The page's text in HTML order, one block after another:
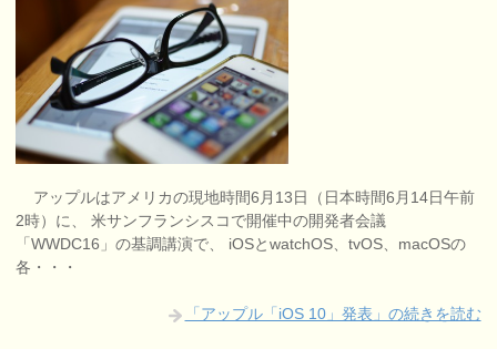
アップルはアメリカの現地時間6月13日（日本時間6月14日午前
2時）に、 米サンフランシスコで開催中の開発者会議
「WWDC16」の基調講演で、 iOSとwatchOS、tvOS、macOSの
各・・・
「アップル「iOS 10」発表」の続きを読む